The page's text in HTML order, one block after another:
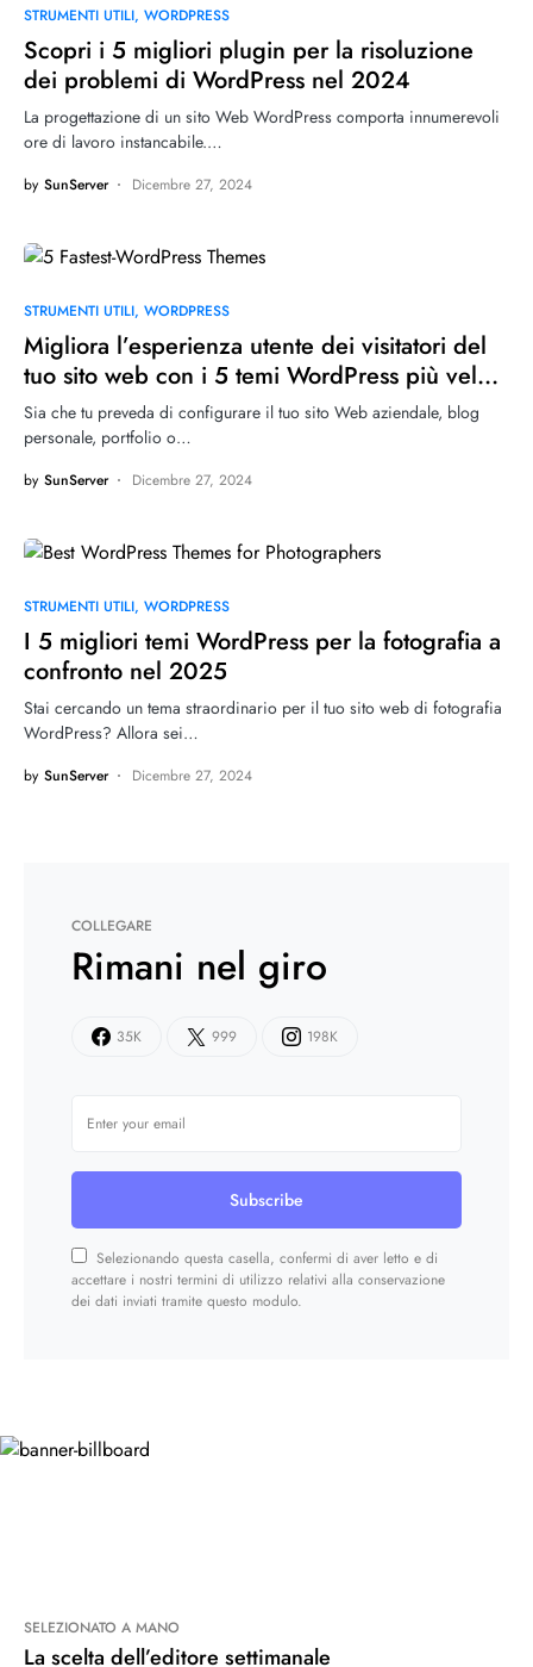
STRUMENTI UTILI WORDPRESS
Scopri i 5 migliori plugin per la risoluzione
dei problemi di WordPress nel 2024
La progettazione di un sito Web WordPress comporta innumerevoli
ore di lavoro instancabile.…
by SunServer Dicembre 27, 2024
STRUMENTI UTILI WORDPRESS
Migliora l’esperienza utente dei visitatori del
tuo sito web con i 5 temi WordPress più veloci
del 2024
Sia che tu preveda di configurare il tuo sito Web aziendale, blog
personale, portfolio o…
by SunServer Dicembre 27, 2024
STRUMENTI UTILI WORDPRESS
I 5 migliori temi WordPress per la fotografia a
confronto nel 2025
Stai cercando un tema straordinario per il tuo sito web di fotografia
WordPress? Allora sei…
by SunServer Dicembre 27, 2024
COLLEGARE
Rimani nel giro
35K 999 198K
Subscribe
Selezionando questa casella, confermi di aver letto e di
accettare i nostri termini di utilizzo relativi alla conservazione
dei dati inviati tramite questo modulo.
SELEZIONATO A MANO
La scelta dell’editore settimanale